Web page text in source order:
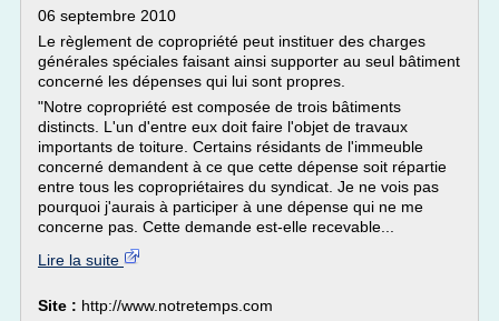
06 septembre 2010
Le règlement de copropriété peut instituer des charges
générales spéciales faisant ainsi supporter au seul bâtiment
concerné les dépenses qui lui sont propres.
"Notre copropriété est composée de trois bâtiments
distincts. L'un d'entre eux doit faire l'objet de travaux
importants de toiture. Certains résidants de l'immeuble
concerné demandent à ce que cette dépense soit répartie
entre tous les copropriétaires du syndicat. Je ne vois pas
pourquoi j'aurais à participer à une dépense qui ne me
concerne pas. Cette demande est-elle recevable...
Lire la suite
Site : http://www.notretemps.com